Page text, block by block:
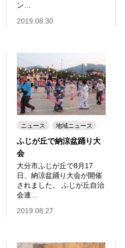
ン…
2019.08.30
ニュース 地域ニュース
ふじが丘で納涼盆踊り大
会
大分市ふじが丘で8月17
日、納涼盆踊り大会が開催
されました。 ふじが丘自治
会連…
2019.08.27